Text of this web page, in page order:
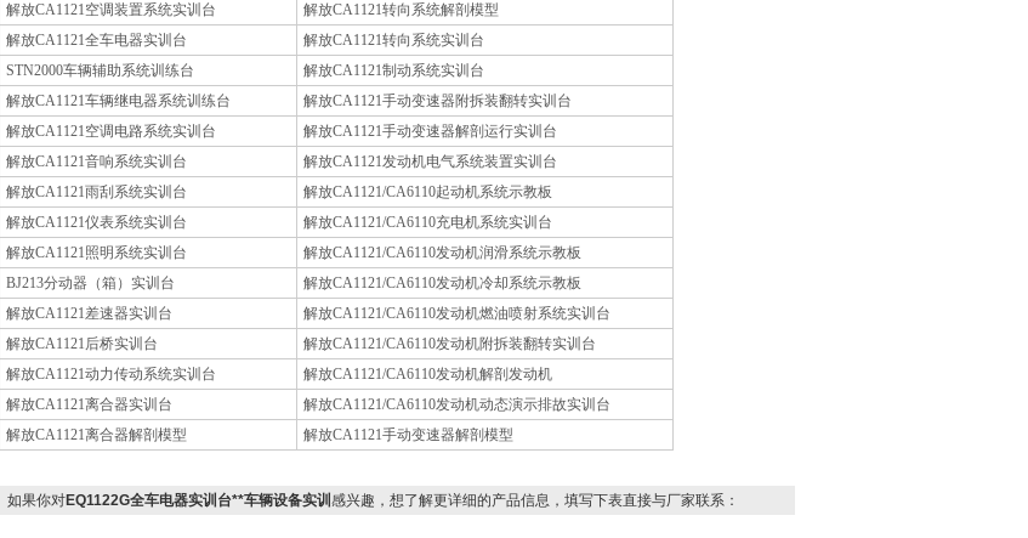
解放CA1121空调装置系统实训台
解放CA1121转向系统解剖模型
解放CA1121全车电器实训台
解放CA1121转向系统实训台
STN2000车辆辅助系统训练台
解放CA1121制动系统实训台
解放CA1121车辆继电器系统训练台
解放CA1121手动变速器附拆装翻转实训台
解放CA1121空调电路系统实训台
解放CA1121手动变速器解剖运行实训台
解放CA1121音响系统实训台
解放CA1121发动机电气系统装置实训台
解放CA1121雨刮系统实训台
解放CA1121/CA6110起动机系统示教板
解放CA1121仪表系统实训台
解放CA1121/CA6110充电机系统实训台
解放CA1121照明系统实训台
解放CA1121/CA6110发动机润滑系统示教板
BJ213分动器（箱）实训台
解放CA1121/CA6110发动机冷却系统示教板
解放CA1121差速器实训台
解放CA1121/CA6110发动机燃油喷射系统实训台
解放CA1121后桥实训台
解放CA1121/CA6110发动机附拆装翻转实训台
解放CA1121动力传动系统实训台
解放CA1121/CA6110发动机解剖发动机
解放CA1121离合器实训台
解放CA1121/CA6110发动机动态演示排故实训台
解放CA1121离合器解剖模型
解放CA1121手动变速器解剖模型
如果你对EQ1122G全车电器实训台**车辆设备实训 感兴趣，想了解更详细的产品信息，填写下表直接与厂家联系：